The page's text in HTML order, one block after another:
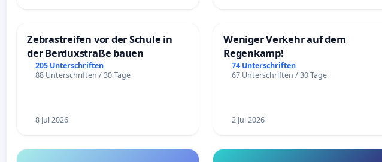
Zebrastreifen vor der Schule in
der Berduxstraße bauen
205 Unterschriften
88 Unterschriften / 30 Tage
8 Jul 2026
Weniger Verkehr auf dem
Regenkamp!
74 Unterschriften
67 Unterschriften / 30 Tage
2 Jul 2026